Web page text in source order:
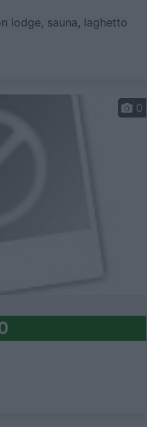
lodge, sauna, laghetto
0